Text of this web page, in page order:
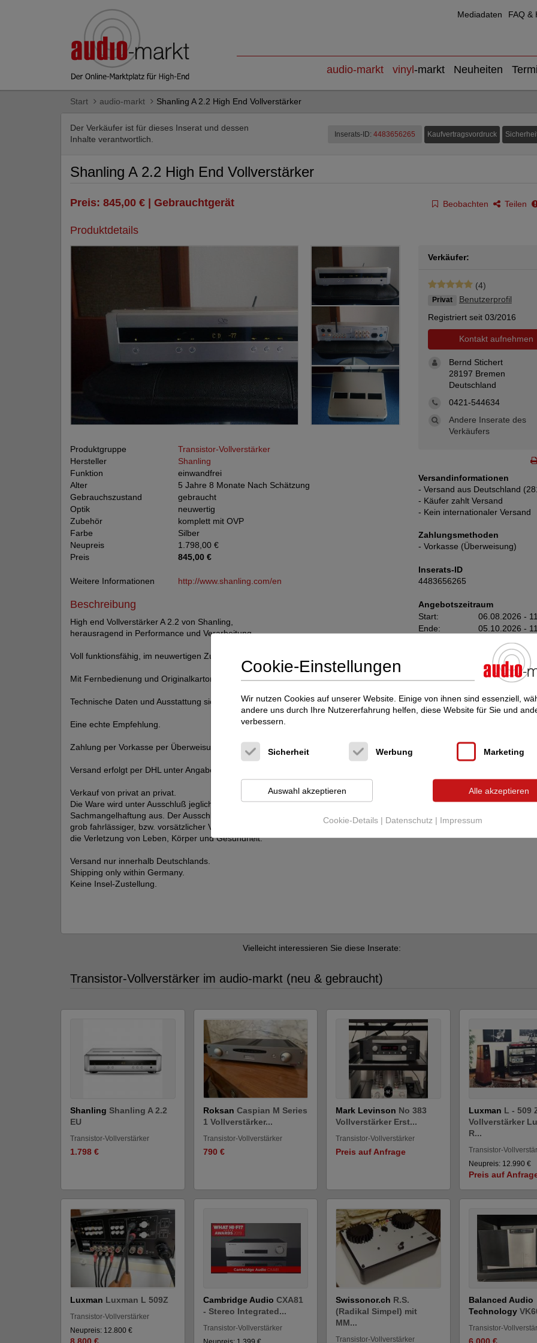
Mediadaten FAQ &
audio-markt vinyl -markt Neuheiten
Start audio-markt Shanling A 2.2 High End Vollverstärker
Der Verkäufer ist für dieses Inserat und dessen
Inhalte verantwortlich.
Inserats-ID: 4483656265 Kaufvertragsvordruck
Shanling A 2.2 High End Vollverstärker
Preis: 845,00 € | Gebrauchtgerät Beobachten Teilen
Produktdetails
Produktgruppe
Transistor-Vollverstärker
Hersteller
Shanling
Funktion
einwandfrei
Alter
5 Jahre 8 Monate Nach Schätzung
Gebrauchszustand
gebraucht
Optik
neuwertig
Zubehör
komplett mit OVP
Farbe
Silber
Neupreis
1.798,00 €
Preis
845,00 €
Weitere Informationen http://www.shanling.com/en
Beschreibung
High end Vollverstärker A 2.2 von Shanling,
herausragend in Performance und Verarbeitung.
Voll funktionsfähig, im neuwertigen Zustand.
Mit Fernbedienung und Originalkarton.
Technische Daten und Ausstattung siehe Sound und movie in Bremen.
Eine echte Empfehlung.
Zahlung per Vorkasse per Überweisung.
Versand erfolgt per DHL unter Angabe der Sendungsnummer.
Verkauf von privat an privat.
Die Ware wird unter Ausschluß jeglicher Gewährleistung verkauft. Ich schließe jegliche
Sachmangelhaftung aus. Der Ausschluß gilt nicht für Schadensersatzansprüche aus
grob fahrlässiger, bzw. vorsätzlicher Verletzung von Pflichten des Verkäufers sowie für
die Verletzung von Leben, Körper und Gesundheit.
Versand nur innerhalb Deutschlands.
Shipping only within Germany.
Keine Insel-Zustellung.
Verkäufer:
(4)
Privat
Benutzerprofil
Registriert seit 03/2016
Kontakt aufnehmen
Bernd Stichert
28197 Bremen
Deutschland
0421-544634
Andere Inserate des
Verkäufers
Versandinformationen
- Versand aus Deutschland
- Käufer zahlt Versand
- Kein internationaler Versand
Zahlungsmethoden
- Vorkasse (Überweisung)
Inserats-ID
4483656265
Angebotszeitraum
Start:
06.08.2026 -
Ende:
05.10.2026 -
3 mal in 1 Stunde(n)
Vielleicht interessieren Sie diese Inserate:
Transistor-Vollverstärker im audio-markt (neu & gebraucht)
Shanling Shanling A 2.2
EU
Transistor-Vollverstärker
1.798 €
Roksan Caspian M Series
1 Vollverstärker...
Transistor-Vollverstärker
790 €
Mark Levinson No 383
Vollverstärker Erst...
Transistor-Vollverstärker
Preis auf Anfrage
Luxman L - 509
Vollverstärker
R...
Transistor-
Neupreis: 12.990 €
Preis auf
Luxman Luxman L 509Z
Transistor-Vollverstärker
Neupreis: 12.800 €
8.800 €
Cambridge Audio CXA81
- Stereo Integrated...
Transistor-Vollverstärker
Swissonor.ch R.S.
(Radikal Simpel) mit
MM...
Transistor-Vollverstärker
Balanced Audio
Technology
Transistor-
6.000 €
Cookie-Einstellungen
Wir nutzen Cookies auf unserer Website. Einige von ihnen sind essenziell,
andere uns durch Ihre Nutzererfahrung helfen, diese Website für Sie und
verbessern.
Cookie-Details | Datenschutz | Impressum
Sicherheit Werbung Marketing
Auswahl akzeptieren Alle akzeptieren